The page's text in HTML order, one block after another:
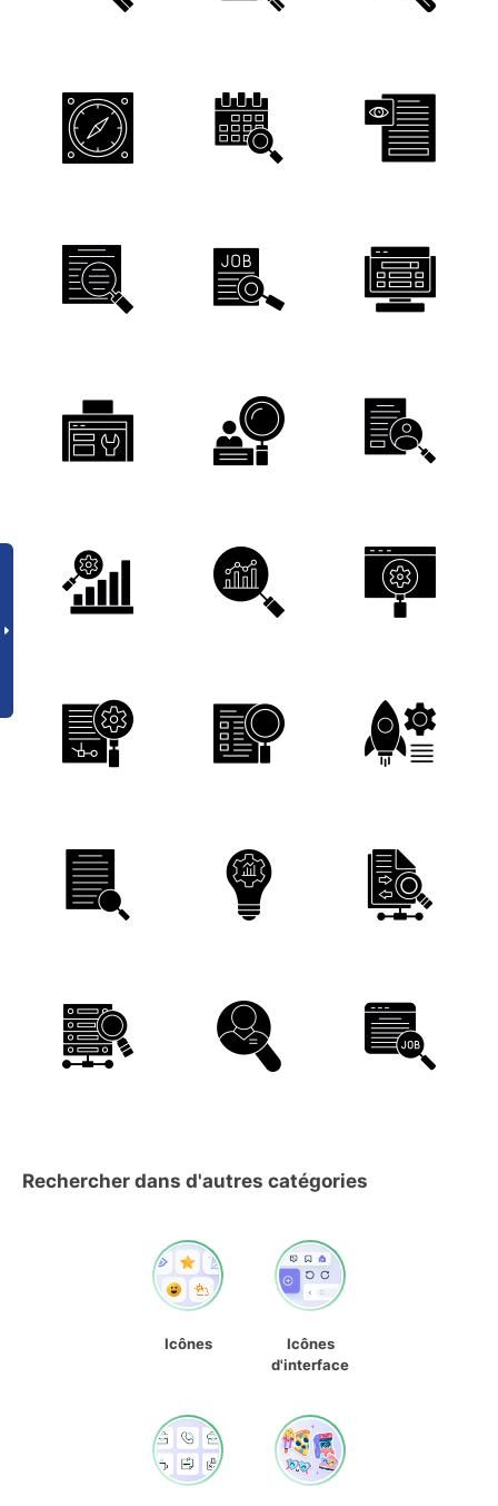
Rechercher dans d'autres catégories
Icônes
Icônes
d'interface